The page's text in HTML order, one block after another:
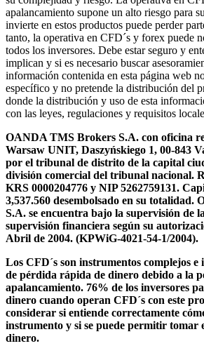
apalancamiento supone un alto riesgo para
invierte en estos productos puede perder
tanto, la operativa en CFD´s y forex puede
todos los inversores. Debe estar seguro y
implican y si es necesario buscar
información contenida en esta página web
específico y no pretende la distribución del
donde la distribución y uso de esta
con las leyes, regulaciones y requisitos
OANDA TMS Brokers S.A. con oficina
Warsaw UNIT, Daszyńskiego 1, 00-843
por el tribunal de distrito de la capital
división comercial del tribunal nacional.
KRS 0000204776 y NIP 5262759131.
3,537.560 desembolsado en su
S.A. se encuentra bajo la supervisión de
supervisión financiera según su
Abril de 2004. (KPWiG-4021-54-1/2004).
Los CFD´s son instrumentos complejos
de pérdida rápida de dinero debido a la
apalancamiento. 76% de los inversores
dinero cuando operan CFD´s con este
considerar si entiende correctamente
instrumento y si se puede permitir tomar
dinero.